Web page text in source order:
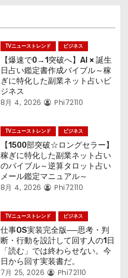
TVニューストレンド ビジネス
【爆速で0→1突破へ】AI × 誕生
日占い鑑定書作成バイブル～稼
ぎに特化した副業ネット占いビ
ジネス
8月 4, 2026 Phi72110
TVニューストレンド ビジネス
【1500部突破☆ロングセラー】
稼ぎに特化した副業ネット占い
のバイブル～逆算タロット占い
メール鑑定マニュアル～
8月 4, 2026 Phi72110
TVニューストレンド ビジネス
仕事OS実装完全版──思考・判
断・行動を設計して回す人の1日
「読む」では終わらせない。今
日から回す実装書だ。
7月 25, 2026 Phi72110